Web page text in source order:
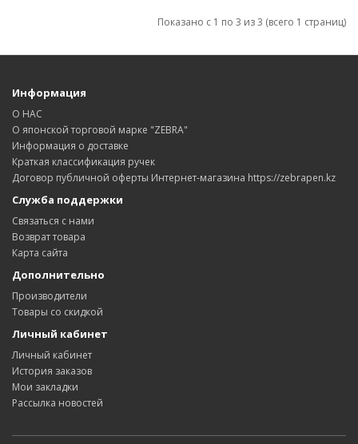
Показано с 1 по 3 из 3 (всего 1 страниц)
Информация
О НАС
О японской торговой марке "ZEBRA"
Информация о доставке
Краткая классификация ручек
Договор публичной оферты Интернет-магазина https://zebrapen.kz
Служба поддержки
Связаться с нами
Возврат товара
Карта сайта
Дополнительно
Производители
Товары со скидкой
Личный кабинет
Личный кабинет
История заказов
Мои закладки
Рассылка новостей